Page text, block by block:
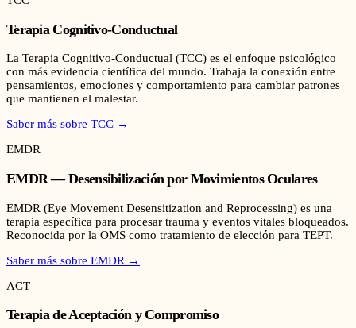
Terapia Cognitivo-Conductual
La Terapia Cognitivo-Conductual (TCC) es el enfoque psicológico
con más evidencia científica del mundo. Trabaja la conexión entre
pensamientos, emociones y comportamiento para cambiar patrones
que mantienen el malestar.
Saber más sobre TCC →
EMDR
EMDR — Desensibilización por Movimientos Oculares
EMDR (Eye Movement Desensitization and Reprocessing) es una
terapia específica para procesar trauma y eventos vitales bloqueados.
Reconocida por la OMS como tratamiento de elección para TEPT.
Saber más sobre EMDR →
ACT
Terapia de Aceptación y Compromiso